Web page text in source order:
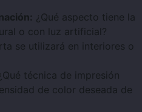
¿Qué aspecto tiene la
o con luz artificial?
se utilizará en interiores o
técnica de impresión
de color deseada de